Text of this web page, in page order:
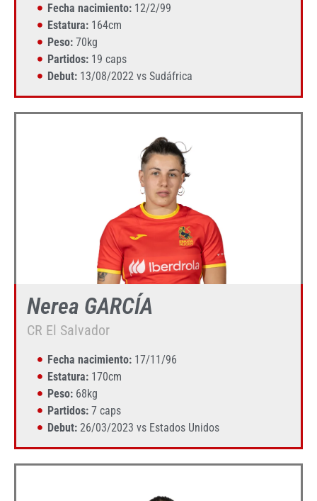
Fecha nacimiento:12/2/99
Estatura:164cm
Peso:70kg
Partidos:19 caps
Debut:13/08/2022 vs Sudáfrica
Nerea GARCÍA
CR El Salvador
Fecha nacimiento:17/11/96
Estatura:170cm
Peso:68kg
Partidos:7 caps
Debut:26/03/2023 vs Estados Unidos